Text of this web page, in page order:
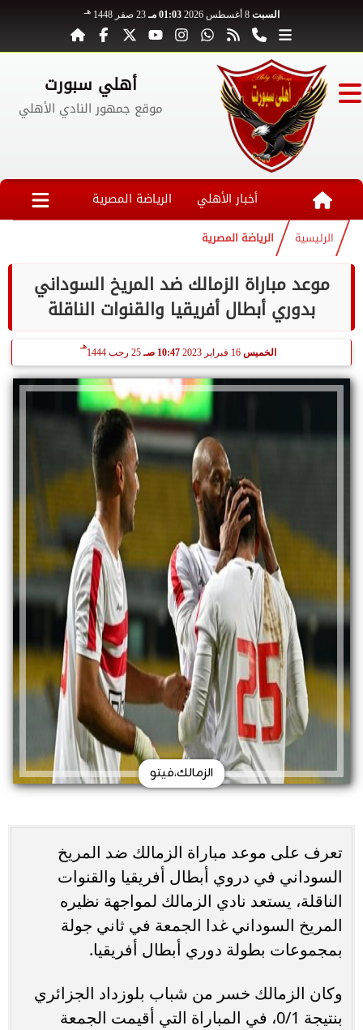
السبت 8 أغسطس 2026 01:03 مـ 23 صفر 1448 هـ
أهلي سبورت
موقع جمهور النادي الأهلي
أخبار الأهلي الرياضة المصرية
الرئيسية الرياضة المصرية
موعد مباراة الزمالك ضد المريخ السوداني
بدوري أبطال أفريقيا والقنوات الناقلة
الخميس 10:47 صـ 25 رجب 1444
هـ
الزمالك،فيتو
تعرف على موعد مباراة الزمالك ضد المريخ
السوداني في دروي أبطال أفريقيا والقنوات
الناقلة، يستعد نادي الزمالك لمواجهة نظيره
المريخ السوداني غدا الجمعة في ثاني جولة
بمجموعات بطولة دوري أبطال أفريقيا.
وكان الزمالك خسر من شباب بلوزداد الجزائري
بنتيجة 0/1، في المباراة التي أقيمت الجمعة